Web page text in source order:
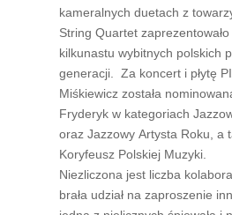
kameralnych duetach z
String Quartet
kilkunastu wybitnych polskich
generacji. Za koncert i płytę
Miśkiewicz została
Fryderyk w kategoriach
oraz Jazzowy Artysta Roku, a
Koryfeusz Polskiej Muzyki.
Niezliczona jest liczba
brała udział na zaproszenie